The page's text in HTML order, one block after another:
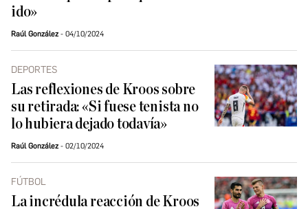
ido»
Raúl González 04/10/2024
DEPORTES
Las reflexiones de Kroos sobre
su retirada: «Si fuese tenista no
lo hubiera dejado todavía»
Raúl González 02/10/2024
FÚTBOL
La incrédula reacción de Kroos